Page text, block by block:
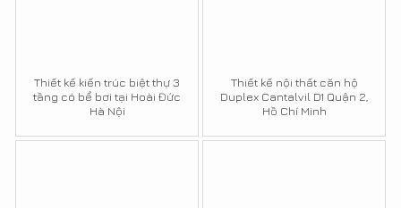
Thiết kế kiến trúc biệt thự 3
tầng có bể bơi tại Hoài Đức
Hà Nội
Thiết kế nội thất căn hộ
Duplex Cantalvil D1 Quận 2,
Hồ Chí Minh